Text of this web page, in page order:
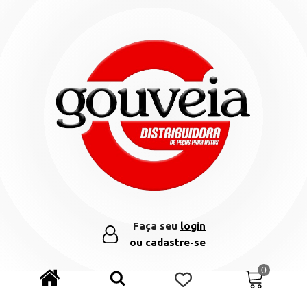
Faça seu login
ou cadastre-se